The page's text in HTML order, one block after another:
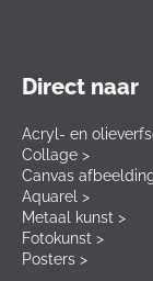
Direct naar
Acryl- en
Collage >
Canvas
Aquarel >
Metaal kunst >
Fotokunst >
Posters >